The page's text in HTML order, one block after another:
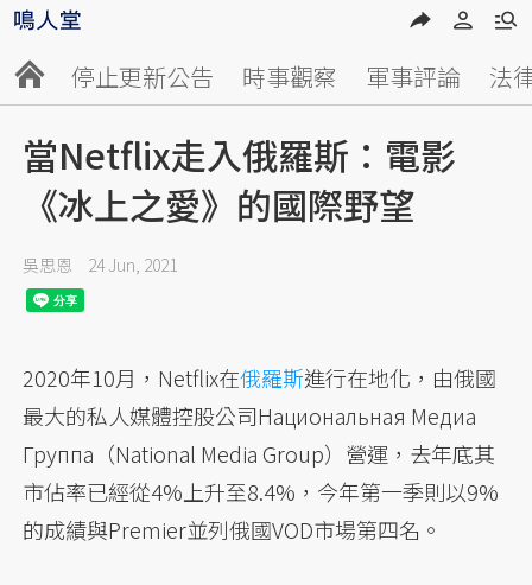
停止更新公告 時事觀察 軍事評論 法
當Netflix走入俄羅斯：電影
《冰上之愛》的國際野望
吳思恩 24 Jun, 2021
2020年10月，Netflix在俄羅斯進行在地化，由俄國
最大的私人媒體控股公司Национальная Медиа
Группа（National Media Group）營運，去年底其
市佔率已經從4%上升至8.4%，今年第一季則以9%
的成績與Premier並列俄國VOD市場第四名。